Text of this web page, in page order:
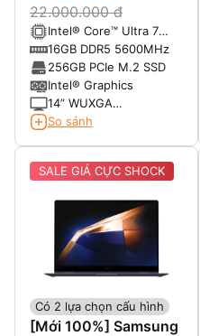
22.000.000 đ
Intel® Core™ Ultra 7
155U vPro (12-Core,
14-Thread, 12MB
Cache, up to 4.8GHz
Max Turbo Frequency)
16GB DDR5 5600MHz
256GB PCIe M.2 SSD
Intel® Graphics
14” WUXGA
(1920*1200) IPS, Anti-
So sánh
Có 2 lựa chọn cấu hình
SALE GIÁ CỰC SHOCK
[Mới 100%] Samsung